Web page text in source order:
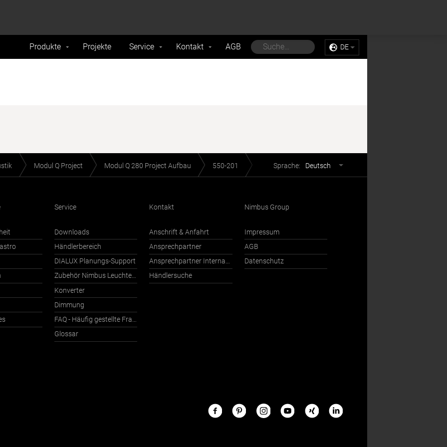
Produkte Projekte Service Kontakt AGB DE
Modul Q Project Modul Q 280 Project Aufbau 550-201 Sprache: Deutsch
Service
Downloads
Händlerbereich
DIALUX Planungs-Support
Zubehör Nimbus Leuchten mit Häfele Connect
Konverter
Dimmung
FAQ - Häufig gestellte Fragen
Glossar
Kontakt
Anschrift & Anfahrt
Ansprechpartner
Ansprechpartner International
Händlersuche
Nimbus Group
Impressum
AGB
Datenschutz
Nimbus